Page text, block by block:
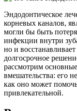
Эндодонтическое
корневых каналов,
могли бы быть
инфекции внутри
но и
долгосрочное
рассмотрим
вмешательства: его
как оно может
привлекательной.